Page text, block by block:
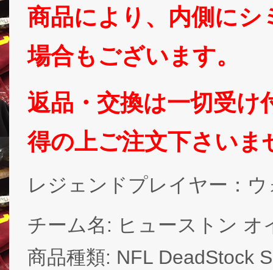
商品により、内側にシ
場合もございます。
返品・交換は一切受け
得の上ご注文下さいま
レジェンドプレイヤー：
チーム名: ヒューストン オ
商品種類: NFL DeadStock